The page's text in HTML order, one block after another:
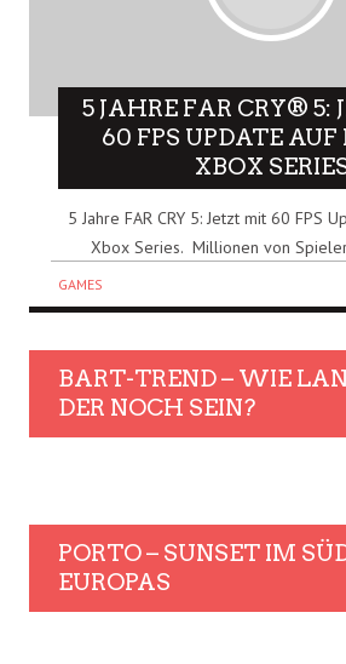
5 JAHRE FAR CRY® 5:
60 FPS UPDATE AUF
XBOX
5 Jahre FAR CRY 5: Jetzt mit 60 FPS
Xbox Series. Millionen von
GAMES
BART-TREND – WIE
DER NOCH SEIN?
PORTO – SUNSET IM
EUROPAS